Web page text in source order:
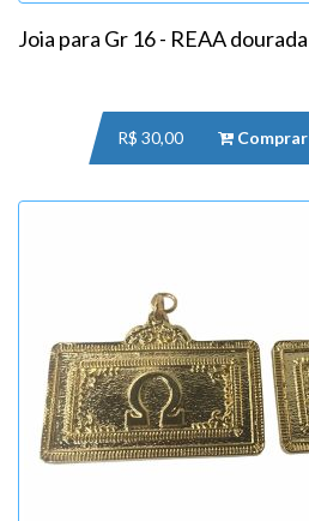
Joia para Gr 16 - REAA dourada
R$ 30,00 Comprar